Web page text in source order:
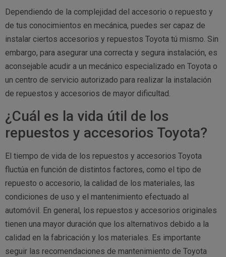
Dependiendo de la complejidad del accesorio o repuesto y
de tus conocimientos en mecánica, puedes ser capaz de
instalar ciertos accesorios y repuestos Toyota tú mismo. Sin
embargo, para asegurar una correcta y segura instalación, es
aconsejable acudir a un mecánico especializado en Toyota o
un centro de servicio autorizado para realizar la instalación
de repuestos y accesorios de mayor dificultad.
¿Cuál es la vida útil de los
repuestos y accesorios Toyota?
El tiempo de vida de los repuestos y accesorios Toyota
fluctúa en función de distintos factores, como el tipo de
repuesto o accesorio, la calidad de los materiales, las
condiciones de uso y el mantenimiento efectuado al
automóvil. En general, los repuestos y accesorios originales
tienen una mayor duración que los alternativos debido a la
calidad en la fabricación y los materiales. Es importante
seguir las recomendaciones de mantenimiento de Toyota